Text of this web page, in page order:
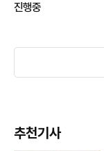
진행중
추천기사